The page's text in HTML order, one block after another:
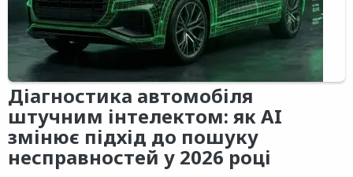
Діагностика автомобіля
штучним інтелектом: як AI
змінює підхід до пошуку
несправностей у 2026 році